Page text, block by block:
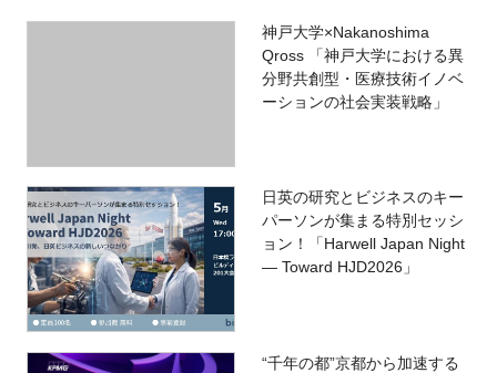
神戸大学×Nakanoshima
Qross 「神戸大学における異
分野共創型・医療技術イノベ
ーションの社会実装戦略」
日英の研究とビジネスのキー
パーソンが集まる特別セッシ
ョン！「Harwell Japan Night
— Toward HJD2026」
“千年の都”京都から加速する